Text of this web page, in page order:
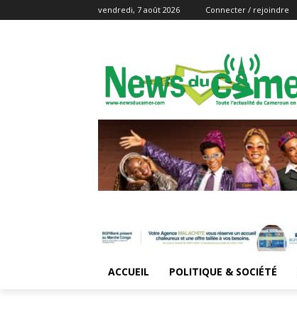
vendredi, 7 août 2026 Connecter / rejoindre
ACCUEIL POLITIQUE & SOCIÉTÉ